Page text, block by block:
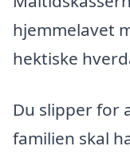
hjemmelavet
hektiske
Du slipper for
familien skal